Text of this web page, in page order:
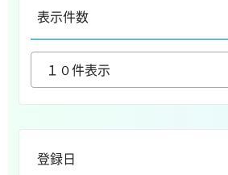
表示件数
登録日